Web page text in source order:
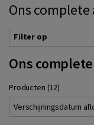
Ons complete
Filter op
Ons
Producten (12)
Verschijningsdatum